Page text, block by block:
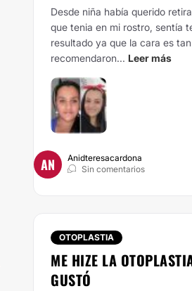
Desde niña había querido
que tenia en mi rostro, sentía
resultado ya que la cara es
recomendaron... Leer más
AN
Anidteresacardona
Sin comentarios
OTOPLASTIA
ME HIZE LA
GUSTÓ